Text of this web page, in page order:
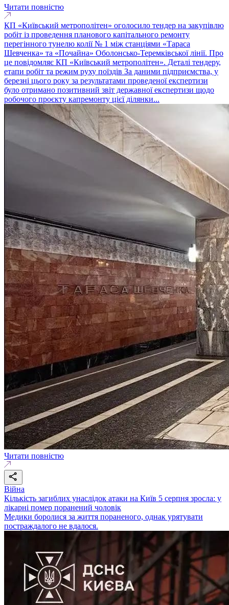
Читати повністю
КП «Київський метрополітен» оголосило тендер на закупівлю
робіт із проведення планового капітального ремонту
перегінного тунелю колії № 1 між станціями «Тараса
Шевченка» та «Почайна» Оболонсько-Теремківської лінії. Про
це повідомляє КП «Київський метрополітен». Деталі тендеру,
етапи робіт та режим руху поїздів За даними підприємства, у
березні цього року за результатами проведеної експертизи
було отримано позитивний звіт державної експертизи щодо
робочого проєкту капремонту цієї ділянки...
Читати повністю
Війна
Кількість загиблих унаслідок атаки на Київ 5 серпня зросла: у
лікарні помер поранений чоловік
Медики боролися за життя пораненого, однак урятувати
постраждалого не вдалося.